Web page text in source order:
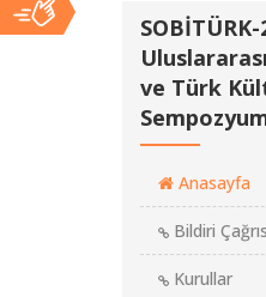
Ana
İçerik
ve Türk
Anasayfa
Bildiri
Kurullar